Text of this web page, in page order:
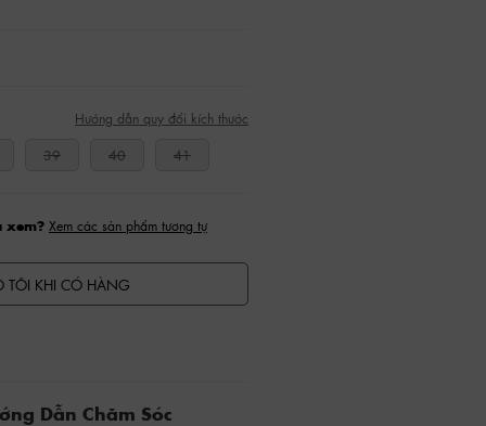
Hướng dẫn quy đổi kích thước
39 40 41
xem? Xem các sản phẩm tương tự
TÔI KHI CÓ HÀNG
Dẫn Chăm Sóc